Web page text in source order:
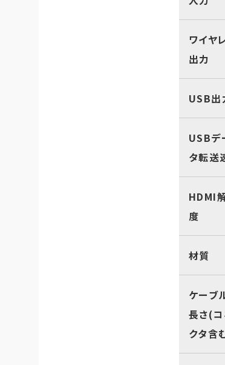
ワイヤ
出力
USB出
USBデ
タ転送
HDMI
度
材質
ケーブ
長さ(
クタ含